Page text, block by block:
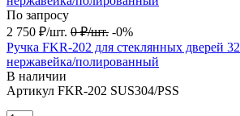
По запросу
2 750 ₽/шт. 0 ₽/шт. -0%
Ручка FKR-202 для стеклянных дверей
нержавейка/полированный
В наличии
Артикул FKR-202 SUS304/PSS